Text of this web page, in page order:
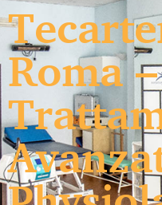
Roma –